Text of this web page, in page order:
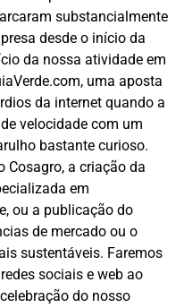
substancialmente
desde o início da
da nossa atividade em
uma aposta
da internet quando a
velocidade com um
bastante curioso.
Cosagro, a criação da
em
ou a publicação do
de mercado ou o
sustentáveis. Faremos
sociais e web ao
do nosso